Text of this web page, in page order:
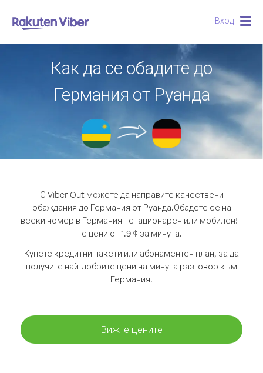
Вход
Как да се обадите до
Германия от Руанда
С Viber Out можете да направите качествени
обаждания до Германия от Руанда.Обадете се на
всеки номер в Германия - стационарен или мобилен! -
с цени от 1.9 ¢ за минута.
Купете кредитни пакети или абонаментен план, за да
получите най-добрите цени на минута разговор към
Германия.
Вижте цените